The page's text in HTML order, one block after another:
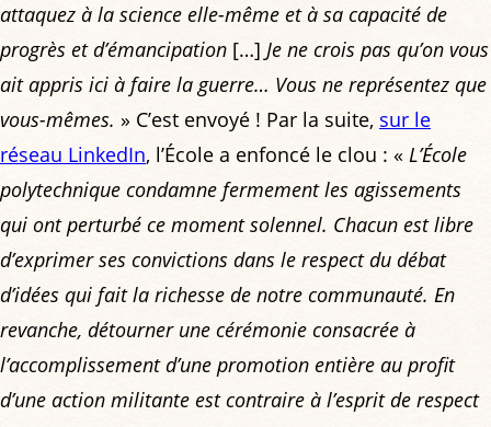
attaquez à la science elle-même et à sa capacité de
progrès et d’émancipation […] Je ne crois pas qu’on vous
ait appris ici à faire la guerre… Vous ne représentez que
vous-mêmes. » C’est envoyé ! Par la suite, sur le
réseau LinkedIn, l’École a enfoncé le clou : « L’École
polytechnique condamne fermement les agissements
qui ont perturbé ce moment solennel. Chacun est libre
d’exprimer ses convictions dans le respect du débat
d’idées qui fait la richesse de notre communauté. En
revanche, détourner une cérémonie consacrée à
l’accomplissement d’une promotion entière au profit
d’une action militante est contraire à l’esprit de respect